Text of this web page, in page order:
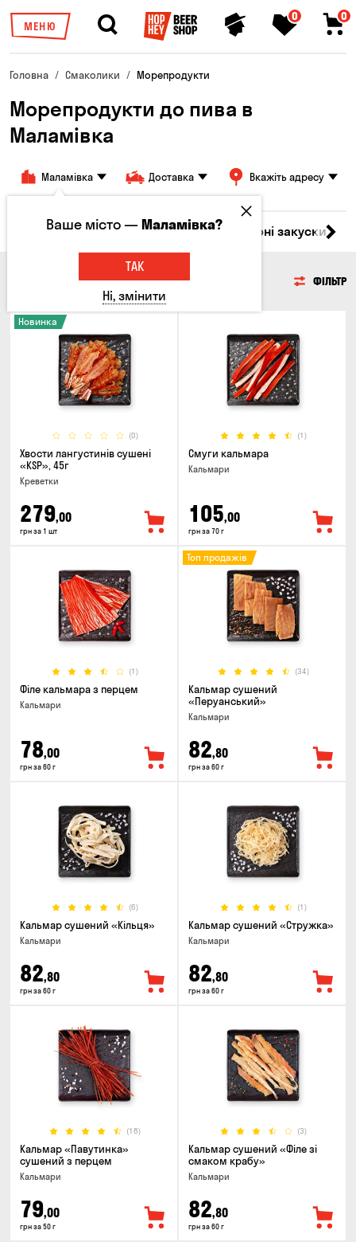
МЕНЮ
0 0
Головна Смаколики Морепродукти
Морепродукти до пива в
Маламівка
Маламівка Доставка Вкажіть адресу
М'ясо Риба Морепродукти Сирні закуски
МОРЕПРОДУКТИ ФІЛЬТР
(0)
Новинка
Хвости лангустинів сушені
«KSP», 45г
Креветки
279,00
грн за 1 шт
(1)
Смуги кальмара
Кальмари
105,00
грн за 70 г
(1)
Філе кальмара з перцем
Кальмари
78,00
грн за 60 г
(34)
Топ продажів
Кальмар сушений
«Перуанський»
Кальмари
82,80
грн за 60 г
(6)
Кальмар сушений «Кільця»
Кальмари
82,80
грн за 60 г
(1)
Кальмар сушений «Стружка»
Кальмари
82,80
грн за 60 г
(18)
Кальмар «Павутинка»
сушений з перцем
Кальмари
79,00
грн за 50 г
(3)
Кальмар сушений «Філе зі
смаком крабу»
Кальмари
82,80
грн за 60 г
Ваше місто —Маламівка?
ТАК
Ні, змінити